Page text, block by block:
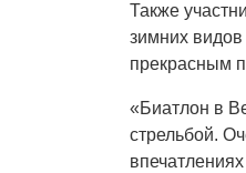
Также
зимних
прекрасным
«Биатлон в
стрельбой.